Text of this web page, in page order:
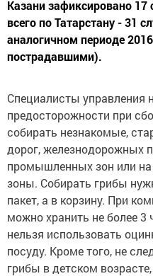
Казани зафиксировано
всего по Татарстану - 31
аналогичном периоде
пострадавшими).
Специалисты управления
предосторожности при
собирать незнакомые,
дорог, железнодорожных
промышленных зон или на
зоны. Собирать грибы
пакет, а в корзину. При
можно хранить не более 3
нельзя использовать
посуду. Кроме того, не
грибы в детском